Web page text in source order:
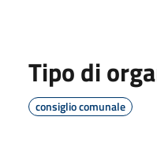
Tipo di
consiglio comunale